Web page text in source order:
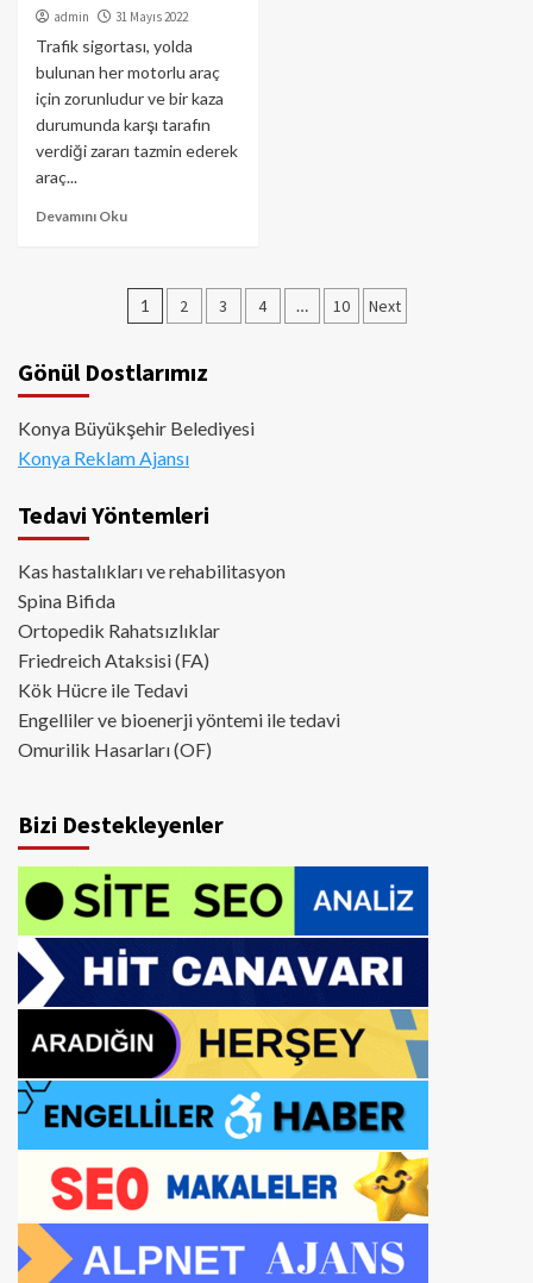
admin 31 Mayıs 2022
Trafik sigortası, yolda
bulunan her motorlu araç
için zorunludur ve bir kaza
durumunda karşı tarafın
verdiği zararı tazmin ederek
araç...
Devamını Oku
Yazı
1 2 3 4 … 10 Next
Gönül Dostlarımız
Konya Büyükşehir Belediyesi
Konya Reklam Ajansı
Tedavi Yöntemleri
Kas hastalıkları ve rehabilitasyon
Spina Bifida
Ortopedik Rahatsızlıklar
Friedreich Ataksisi (FA)
Kök Hücre ile Tedavi
Engelliler ve bioenerji yöntemi ile tedavi
Omurilik Hasarları (OF)
Bizi Destekleyenler